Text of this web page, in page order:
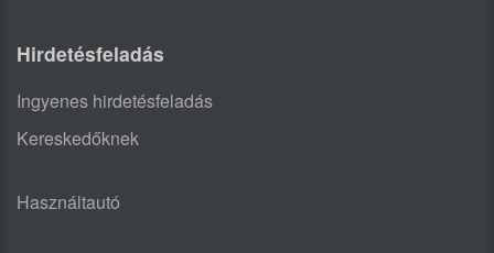
Hirdetésfeladás
Ingyenes hirdetésfeladás
Kereskedőknek
Használtautó